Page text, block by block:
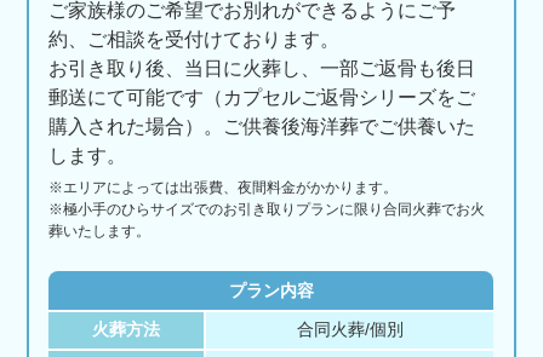
ご家族様のご希望でお別れができるようにご予
約、ご相談を受付けております。
お引き取り後、当日に火葬し、一部ご返骨も後日
郵送にて可能です（カプセルご返骨シリーズをご
購入された場合）。ご供養後海洋葬でご供養いた
します。
※エリアによっては出張費、夜間料金がかかります。
※極小手のひらサイズでのお引き取りプランに限り合同火葬でお火
葬いたします。
プラン内容
火葬方法 合同火葬/個別